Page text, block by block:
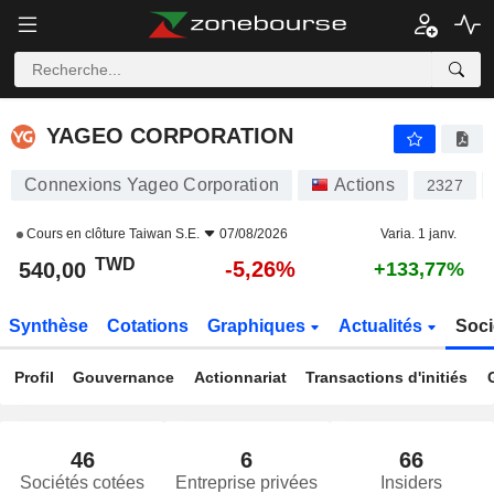
YAGEO CORPORATION
YAGEO CORPORATION
Connexions Yageo Corporation Actions 2327
Cours en clôture Taiwan S.E. 07/08/2026 Varia. 1 janv.
540,00 TWD -5,26% +133,77%
Synthèse Cotations Graphiques Actualités
Profil Gouvernance Actionnariat Transactions d'initiés
46
Sociétés cotées
6
Entreprise privées
66
Insiders